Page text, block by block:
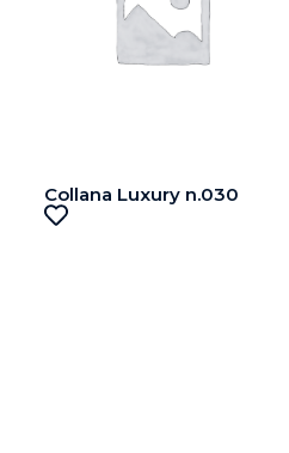
Collana Luxury n.030